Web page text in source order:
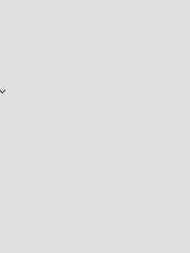
3